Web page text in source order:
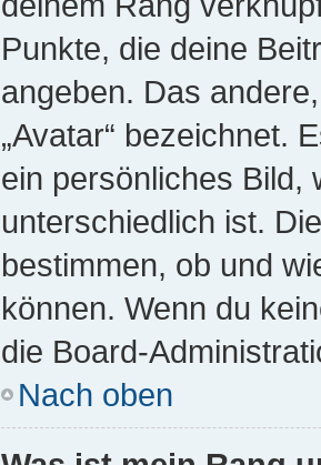
Punkte, die deine
angeben. Das
„Avatar“ bezeichnet.
ein persönliches Bild,
unterschiedlich ist.
bestimmen, ob und
können. Wenn du
die Board-
Nach oben